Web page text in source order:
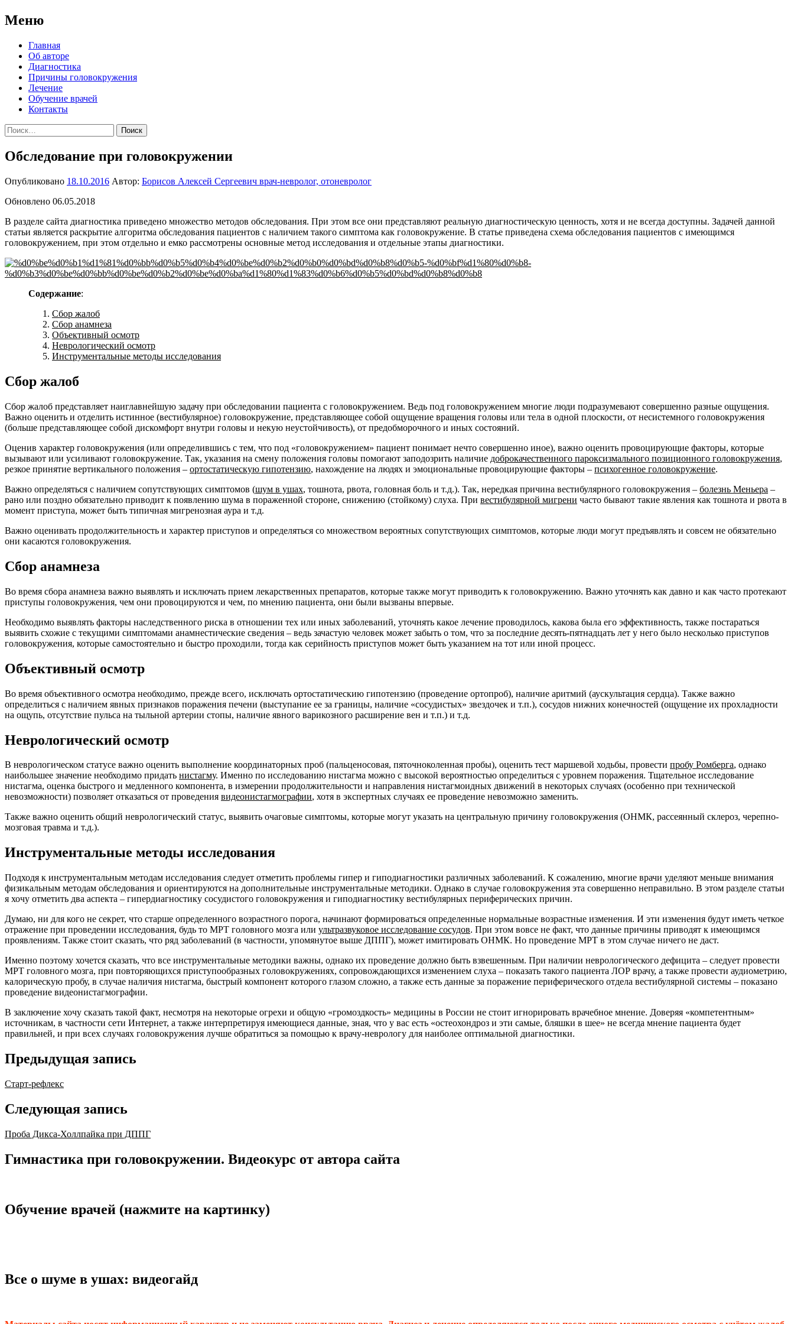
Меню
Перейти
содержимому
Главная
Об авторе
Диагностика
Причины головокружения
Лечение
Обучение врачей
Контакты
Найти:
Обследование при головокружении
Опубликовано 18.10.2016 Автор: Борисов Алексей Сергеевич врач-невролог, отоневролог
Обновлено 06.05.2018
В разделе сайта диагностика приведено множество методов обследования. При этом все они представляют реальную диагностическую ценность, хотя и не всегда доступны. Задачей данной
статьи является раскрытие алгоритма обследования пациентов с наличием такого симптома как головокружение. В статье приведена схема обследования пациентов с имеющимся
головокружением, при этом отдельно и емко рассмотрены основные метод исследования и отдельные этапы диагностики.
Содержание:
Сбор жалоб
Сбор анамнеза
Объективный осмотр
Неврологический осмотр
Инструментальные методы исследования
Сбор жалоб
Сбор жалоб представляет наиглавнейшую задачу при обследовании пациента с головокружением. Ведь под головокружением многие люди подразумевают совершенно разные ощущения.
Важно оценить и отделить истинное (вестибулярное) головокружение, представляющее собой ощущение вращения головы или тела в одной плоскости, от несистемного головокружения
(больше представляющее собой дискомфорт внутри головы и некую неустойчивость), от предобморочного и иных состояний.
Оценив характер головокружения (или определившись с тем, что под «головокружением» пациент понимает нечто совершенно иное), важно оценить провоцирующие факторы, которые
вызывают или усиливают головокружение. Так, указания на смену положения головы помогают заподозрить наличие доброкачественного пароксизмального позиционного головокружения,
резкое принятие вертикального положения – ортостатическую гипотензию, нахождение на людях и эмоциональные провоцирующие факторы – психогенное головокружение.
Важно определяться с наличием сопутствующих симптомов (шум в ушах, тошнота, рвота, головная боль и т.д.). Так, нередкая причина вестибулярного головокружения – болезнь Меньера –
рано или поздно обязательно приводит к появлению шума в пораженной стороне, снижению (стойкому) слуха. При вестибулярной мигрени часто бывают такие явления как тошнота и рвота в
момент приступа, может быть типичная мигренозная аура и т.д.
Важно оценивать продолжительность и характер приступов и определяться со множеством вероятных сопутствующих симптомов, которые люди могут предъявлять и совсем не обязательно
они касаются головокружения.
Сбор анамнеза
Во время сбора анамнеза важно выявлять и исключать прием лекарственных препаратов, которые также могут приводить к головокружению. Важно уточнять как давно и как часто протекают
приступы головокружения, чем они провоцируются и чем, по мнению пациента, они были вызваны впервые.
Необходимо выявлять факторы наследственного риска в отношении тех или иных заболеваний, уточнять какое лечение проводилось, какова была его эффективность, также постараться
выявить схожие с текущими симптомами анамнестические сведения – ведь зачастую человек может забыть о том, что за последние десять-пятнадцать лет у него было несколько приступов
головокружения, которые самостоятельно и быстро проходили, тогда как серийность приступов может быть указанием на тот или иной процесс.
Объективный осмотр
Во время объективного осмотра необходимо, прежде всего, исключать ортостатическию гипотензию (проведение ортопроб), наличие аритмий (аускультация сердца). Также важно
определиться с наличием явных признаков поражения печени (выступание ее за границы, наличие «сосудистых» звездочек и т.п.), сосудов нижних конечностей (ощущение их прохладности
на ощупь, отсутствие пульса на тыльной артерии стопы, наличие явного варикозного расширение вен и т.п.) и т.д.
Неврологический осмотр
В неврологическом статусе важно оценить выполнение координаторных проб (пальценосовая, пяточноколенная пробы), оценить тест маршевой ходьбы, провести пробу Ромберга, однако
наибольшее значение необходимо придать нистагму. Именно по исследованию нистагма можно с высокой вероятностью определиться с уровнем поражения. Тщательное исследование
нистагма, оценка быстрого и медленного компонента, в измерении продолжительности и направления нистагмоидных движений в некоторых случаях (особенно при технической
невозможности) позволяет отказаться от проведения видеонистагмографии, хотя в экспертных случаях ее проведение невозможно заменить.
Также важно оценить общий неврологический статус, выявить очаговые симптомы, которые могут указать на центральную причину головокружения (ОНМК, рассеянный склероз, черепно-
мозговая травма и т.д.).
Инструментальные методы исследования
Подходя к инструментальным методам исследования следует отметить проблемы гипер и гиподиагностики различных заболеваний. К сожалению, многие врачи уделяют меньше внимания
физикальным методам обследования и ориентируются на дополнительные инструментальные методики. Однако в случае головокружения эта совершенно неправильно. В этом разделе статьи
я хочу отметить два аспекта – гипердиагностику сосудистого головокружения и гиподиагностику вестибулярных периферических причин.
Думаю, ни для кого не секрет, что старше определенного возрастного порога, начинают формироваться определенные нормальные возрастные изменения. И эти изменения будут иметь четкое
отражение при проведении исследования, будь то МРТ головного мозга или ультразвуковое исследование сосудов. При этом вовсе не факт, что данные причины приводят к имеющимся
проявлениям. Также стоит сказать, что ряд заболеваний (в частности, упомянутое выше ДППГ), может имитировать ОНМК. Но проведение МРТ в этом случае ничего не даст.
Именно поэтому хочется сказать, что все инструментальные методики важны, однако их проведение должно быть взвешенным. При наличии неврологического дефицита – следует провести
МРТ головного мозга, при повторяющихся приступообразных головокружениях, сопровождающихся изменением слуха – показать такого пациента ЛОР врачу, а также провести аудиометрию,
калорическую пробу, в случае наличия нистагма, быстрый компонент которого глазом сложно, а также есть данные за поражение периферического отдела вестибулярной системы – показано
проведение видеонистагмографии.
В заключение хочу сказать такой факт, несмотря на некоторые огрехи и общую «громоздкость» медицины в России не стоит игнорировать врачебное мнение. Доверяя «компетентным»
источникам, в частности сети Интернет, а также интерпретируя имеющиеся данные, зная, что у вас есть «остеохондроз и эти самые, бляшки в шее» не всегда мнение пациента будет
правильней, и при всех случаях головокружения лучше обратиться за помощью к врачу-неврологу для наиболее оптимальной диагностики.
Предыдущая запись
Старт-рефлекс
Следующая запись
Проба Дикса-Холлпайка при ДППГ
Гимнастика при головокружении. Видеокурс от автора сайта
Обучение врачей (нажмите на картинку)
Все о шуме в ушах: видеогайд